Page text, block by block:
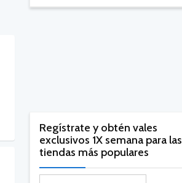
Regístrate y obtén vales
exclusivos 1X semana para las
tiendas más populares